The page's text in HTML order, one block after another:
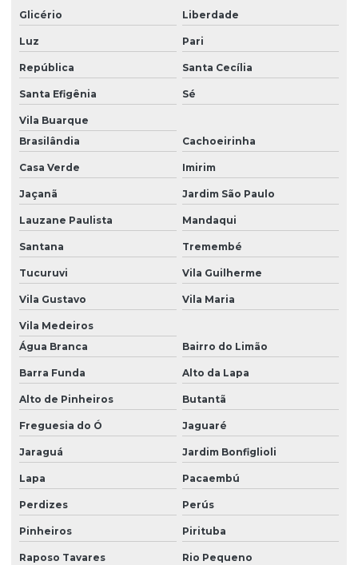
Gerenciamento de resíduos classe 1
Gerenciamento de resíduos empresas
Gerenciamento de resíduos sólidos e líquidos
Inventário florestal
Inventário florestal empresas
Investigação ambiental confirmatória
Investigação ambiental detalhada
Investigação ambiental preliminar
Laudo ambiental
Laudo de fauna
Laudo de fauna e flora
Laudo de flora
Laudo geológico
Laudo hidrológico
Laudo de vistoria ambiental
Laudos quimicos
Laudos técnicos ambientais
Glicério Liberdade
Luz Pari
República Santa Cecília
Santa Efigênia Sé
Vila Buarque
Brasilândia
Cachoeirinha
Casa Verde Imirim
Jaçanã Jardim São Paulo
Lauzane Paulista Mandaqui
Santana Tremembé
Tucuruvi Vila Guilherme
Vila Gustavo Vila Maria
Vila Medeiros
Água Branca
Bairro do Limão
Barra Funda Alto da Lapa
Alto de Pinheiros Butantã
Freguesia do Ó Jaguaré
Jaraguá Jardim Bonfiglioli
Lapa Pacaembú
Perdizes Perús
Pinheiros Pirituba
Raposo Tavares Rio Pequeno